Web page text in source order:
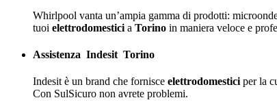
Whirlpool vanta un’ampia gamma di prodotti:
tuoi elettrodomestici a Torino in maniera veloce e
Assistenza Indesit Torino
Indesit è un brand che fornisce elettrodomesticiper la
Con SulSicuro non avrete problemi.